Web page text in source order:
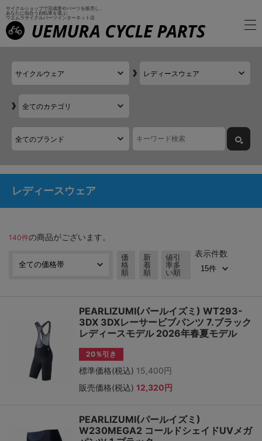
サイクルショップで完成車やパーツを販売し、
あなたに似合う自転車を選ぶ、
ウエムラサイクルパーツインターネット店
レディースウェア
140件の商品がございます。
価
格
順
新
着
順
値引
率多
い順
表示件数
PEARLIZUMI(パールイズミ) WT293-
3DX 3DXレーサービブパンツ 7.ブラック
レディースモデル 2026年春夏モデル
20％引き
標準価格(税込) 15,400円
販売価格(税込) 12,320円
PEARLIZUMI(パールイズミ)
W230MEGA2 コールドシェイドUVメガ